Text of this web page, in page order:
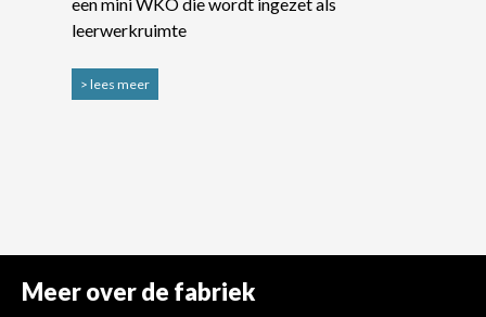
leerwerkruimte
> lees meer
Meer over de fabriek